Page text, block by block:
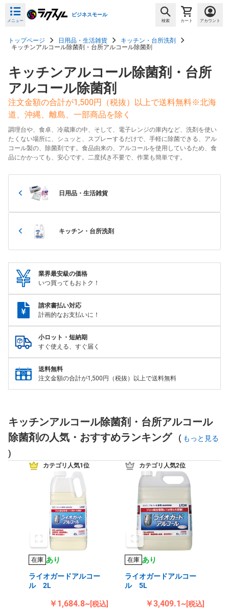
メニュー
ビジネスモール
検索 カート アカウント
トップページ 日用品・生活雑貨
キッチン・台所洗剤
キッチンアルコール除菌剤・台所アルコール除菌剤
キッチンアルコール除菌剤・台所
アルコール除菌剤
注文金額の合計が1,500円（税抜）以上で送料無料※北海
道、沖縄、離島、一部商品を除く
調理台や、食卓、冷蔵庫の中、そして、電子レンジの庫内など、洗剤を使い
たくない場所に、シュッと、スプレーするだけで、手軽に除菌できる、アル
コール製の、除菌剤です。食品由来の、アルコールを使用しているため、食
品にかかっても、安心です。二度拭き不要で、作業も簡単です。
日用品・生活雑貨
キッチン・台所洗剤
業界最安級の価格
いつ買ってもおトク！
請求書払い対応
計画的なお支払いに！
小ロット・短納期
すぐ使える、すぐ届く
送料無料
注文金額の合計が1,500円（税抜）以上で送料無料
キッチンアルコール除菌剤・台所アルコール
除菌剤の人気・おすすめランキング
( もっと見る
)
カテゴリ人気1位
在庫 あり
ライオガードアルコー
ル 2L
￥1,684.8~[税込]
カテゴリ人気2位
在庫 あり
ライオガードアルコー
ル 5L
￥3,409.1~[税込]